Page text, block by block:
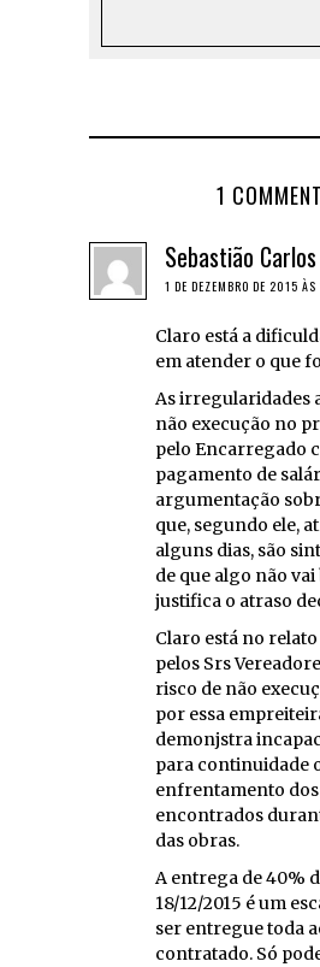
1 COMMENT
Sebastião
1 DE DEZEMBRO DE 2015
Claro está a
em atender o que
As irregularidades
não execução no
pelo Encarregado
pagamento de
argumentação
que, segundo ele,
alguns dias, são
de que algo não vai
justifica o atraso
Claro está no
pelos Srs
risco de não
por essa
demonjstra
para continuidade
enfrentamento
encontrados
das obras.
A entrega de 40%
18/12/2015 é um
ser entregue toda
contratado. Só